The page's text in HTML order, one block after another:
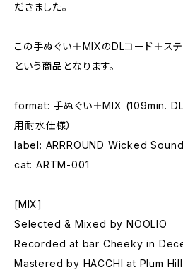
だきました。
この手ぬぐい＋MIXのDLコード＋ステ
という商品となります。
format: 手ぬぐい＋MIX (109min. DL
用耐水仕様）
label: ARRROUND Wicked
cat: ARTM-001
[MIX]
Selected & Mixed by NOOLIO
Recorded at bar Cheeky in
Mastered by HACCHI at Plum